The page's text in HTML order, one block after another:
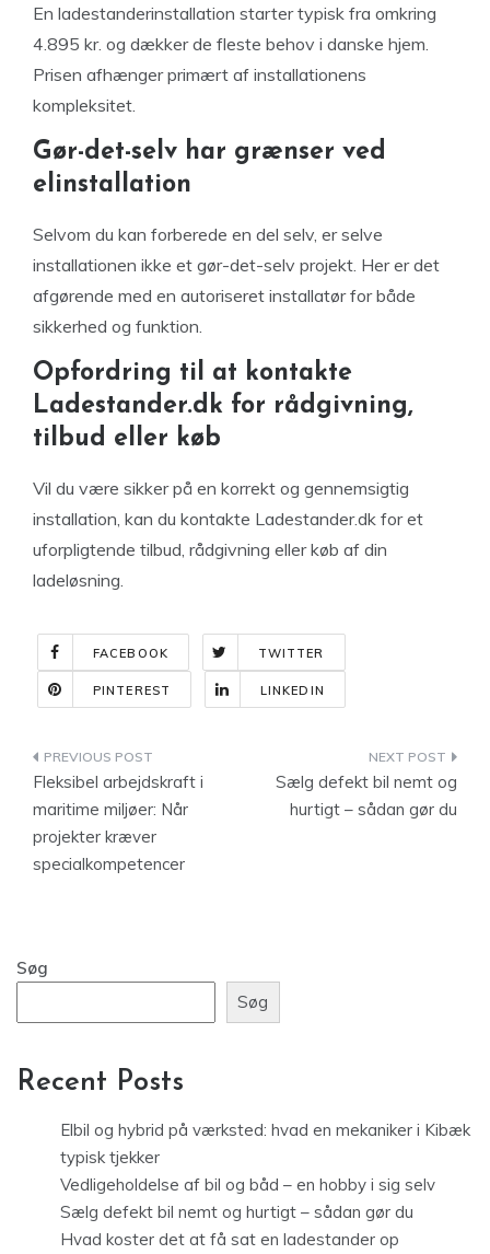
En ladestanderinstallation starter typisk fra omkring
4.895 kr. og dækker de fleste behov i danske hjem.
Prisen afhænger primært af installationens
kompleksitet.
Gør-det-selv har grænser ved
elinstallation
Selvom du kan forberede en del selv, er selve
installationen ikke et gør-det-selv projekt. Her er det
afgørende med en autoriseret installatør for både
sikkerhed og funktion.
Opfordring til at kontakte
Ladestander.dk for rådgivning,
tilbud eller køb
Vil du være sikker på en korrekt og gennemsigtig
installation, kan du kontakte Ladestander.dk for et
uforpligtende tilbud, rådgivning eller køb af din
ladeløsning.
FACEBOOK TWITTER
PINTEREST LINKEDIN
Indlægsnavigation
Fleksibel arbejdskraft i
maritime miljøer: Når
projekter kræver
specialkompetencer
Sælg defekt bil nemt og
hurtigt – sådan gør du
Søg
Søg
Recent Posts
Elbil og hybrid på værksted: hvad en mekaniker i Kibæk
typisk tjekker
Vedligeholdelse af bil og båd – en hobby i sig selv
Sælg defekt bil nemt og hurtigt – sådan gør du
Hvad koster det at få sat en ladestander op